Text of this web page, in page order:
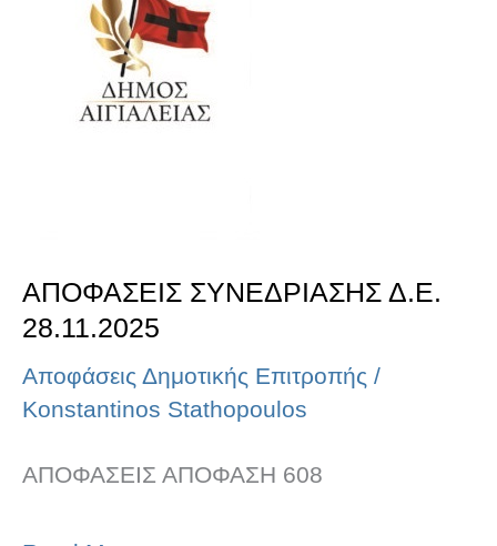
ΑΠΟΦΑΣΕΙΣ ΣΥΝΕΔΡΙΑΣΗΣ Δ.Ε.
28.11.2025
Αποφάσεις Δημοτικής Επιτροπής /
Konstantinos Stathopoulos
ΑΠΟΦΑΣΕΙΣ ΑΠΟΦΑΣΗ 608
28.11.2025